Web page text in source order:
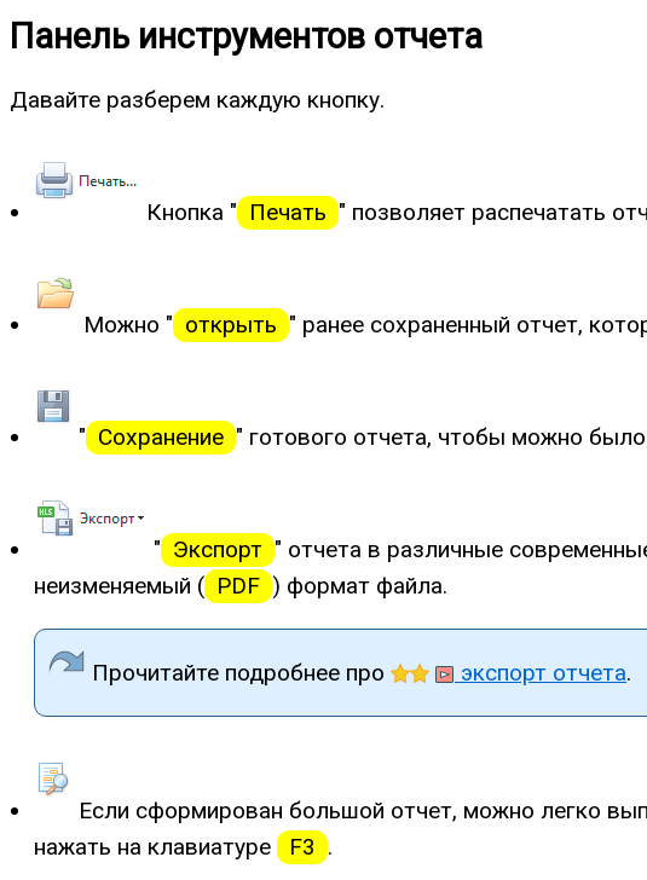
Панель инструментов отчета
Давайте разберем каждую кнопку.
Кнопка " Печать " позволяет распечатать
Можно " открыть " ранее сохраненный отчет,
" Сохранение " готового отчета, чтобы можно
" Экспорт " отчета в различные
неизменяемый ( PDF ) формат файла.
Прочитайте подробнее про экспорт отчета.
Если сформирован большой отчет, можно легко
нажать на клавиатуре
F3 .